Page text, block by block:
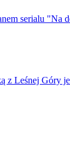
serialu "Na
z Leśnej Góry